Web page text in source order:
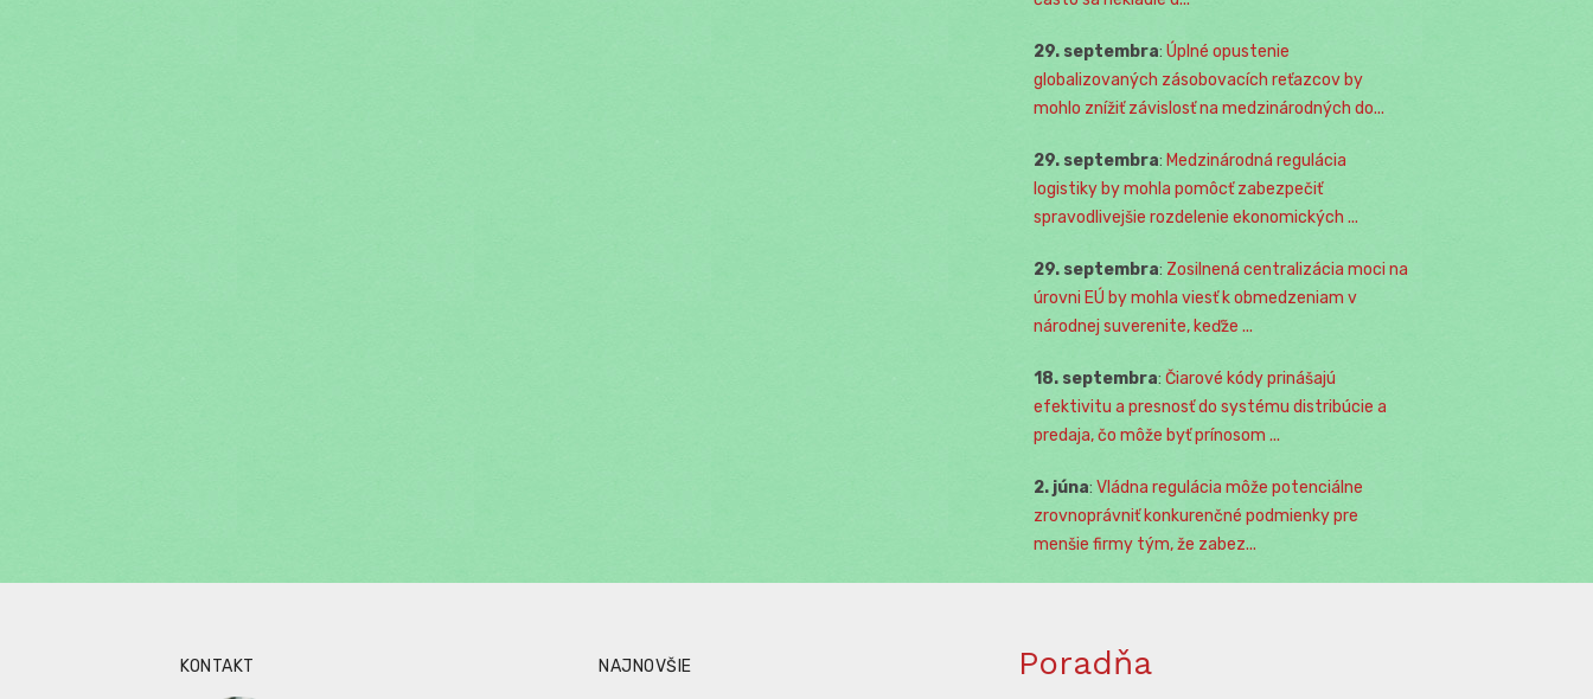
29. septembra: Úplné opustenie
globalizovaných zásobovacích reťazcov by
mohlo znížiť závislosť na medzinárodných do...
29. septembra: Medzinárodná regulácia
logistiky by mohla pomôcť zabezpečiť
spravodlivejšie rozdelenie ekonomických ...
29. septembra: Zosilnená centralizácia moci na
úrovni EÚ by mohla viesť k obmedzeniam v
národnej suverenite, keďže ...
18. septembra: Čiarové kódy prinášajú
efektivitu a presnosť do systému distribúcie a
predaja, čo môže byť prínosom ...
2. júna: Vládna regulácia môže potenciálne
zrovnoprávniť konkurenčné podmienky pre
menšie firmy tým, že zabez...
KONTAKT NAJNOVŠIE Poradňa